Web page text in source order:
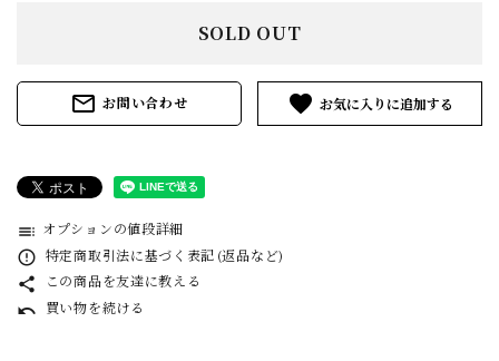
SOLD OUT
mail_outline お問い合わせ favorite
toc オプションの値段詳細
error_outline 特定商取引法に基づく表記 (返品など)
share この商品を友達に教える
undo 買い物を続ける